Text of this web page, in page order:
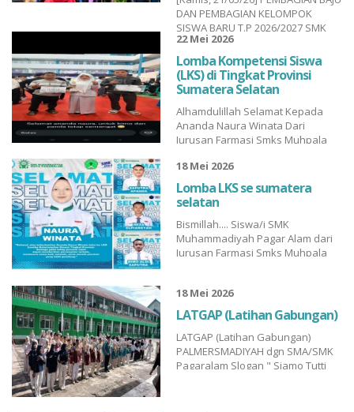
DAN PEMBAGIAN KELOMPOK
SISWA BARU T.P 2026/2027 SMK
MUHAMMADIYAH PAGARALAM...
22 Mei 2026
Lomba Kompetensi Siswa
(LKS) di Tingkat Provinsi
Sumatera Selatan
Alhamdulillah Selamat Kepada
Ananda Naura Winata Dari
Jurusan Farmasi Smks Muhpala
Kompetensi Siswa (LKS) di Tingkat
Provinsi Sumatera Selatan dan
Ananda Saputra Appanda yang
Masuk urutan Lima Besar dalam
LKS Jurusan Tbsm Smkm
Pagaralam Mewakili SMK
Muhammadiya...
18 Mei 2026
Lomba LKS se sumatera
selatan
Bismillah.... Siswa/i SMK
Muhammadiyah Pagar Alam dari
Jurusan Farmasi Smks Muhpala
Tjkt Smkm Pagar Alam
Alhamdulillah lanjut ketahap
berikutnya Lomba Kompetensi
Siswa (LKS) Tahun 2026 di
Palembang. Lomba Kompetensi
Siswa (LKS) 2026 merupa...
18 Mei 2026
LATGAP (Latihan Gabungan)
LATGAP (Latihan Gabungan)
PALMERSMADIYAH dgn SMA/SMK
Pagaralam Slogan " Siamo Tutti